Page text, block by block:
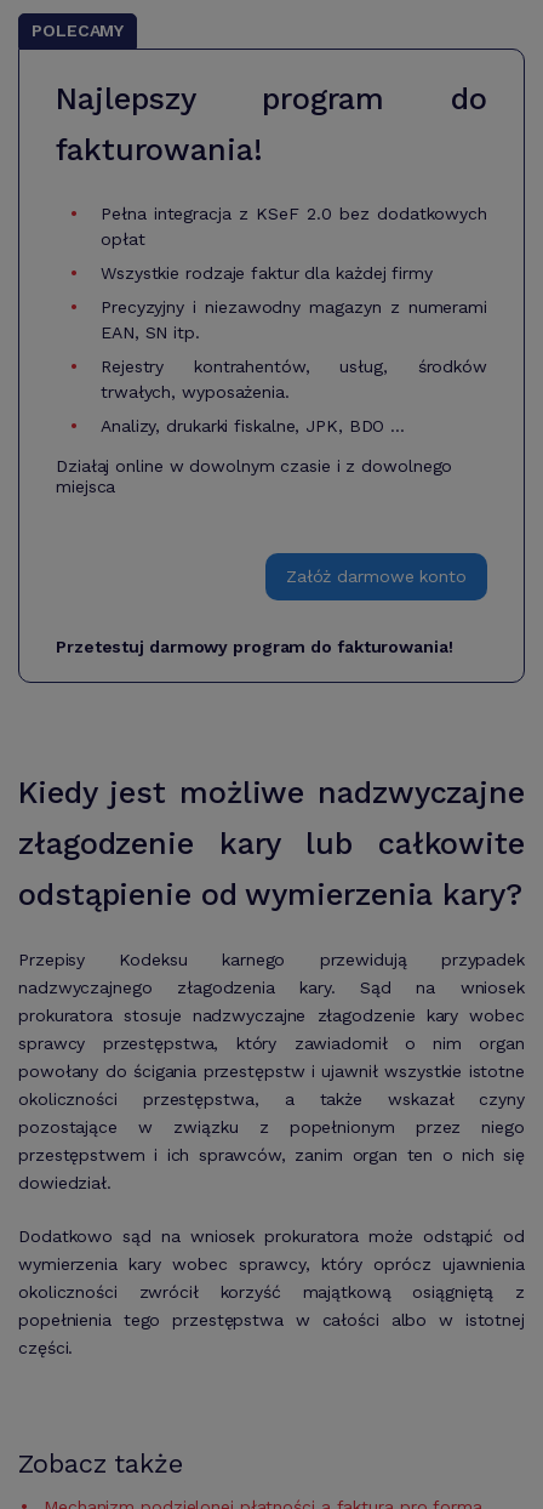
POLECAMY
Najlepszy program do
fakturowania!
Pełna integracja z KSeF 2.0 bez dodatkowych
opłat
Wszystkie rodzaje faktur dla każdej firmy
Precyzyjny i niezawodny magazyn z numerami
EAN, SN itp.
Rejestry kontrahentów, usług, środków
trwałych, wyposażenia.
Analizy, drukarki fiskalne, JPK, BDO ...
Działaj online w dowolnym czasie i z dowolnego
miejsca
Załóż darmowe konto
Przetestuj darmowy program do fakturowania!
Kiedy jest możliwe nadzwyczajne
złagodzenie kary lub całkowite
odstąpienie od wymierzenia kary?
Przepisy Kodeksu karnego przewidują przypadek
nadzwyczajnego złagodzenia kary. Sąd na wniosek
prokuratora stosuje nadzwyczajne złagodzenie kary wobec
sprawcy przestępstwa, który zawiadomił o nim organ
powołany do ścigania przestępstw i ujawnił wszystkie istotne
okoliczności przestępstwa, a także wskazał czyny
pozostające w związku z popełnionym przez niego
przestępstwem i ich sprawców, zanim organ ten o nich się
dowiedział.
Dodatkowo sąd na wniosek prokuratora może odstąpić od
wymierzenia kary wobec sprawcy, który oprócz ujawnienia
okoliczności zwrócił korzyść majątkową osiągniętą z
popełnienia tego przestępstwa w całości albo w istotnej
części.
Zobacz także